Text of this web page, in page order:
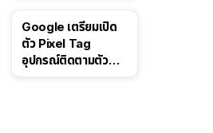
Google เตรียมเปิด
ตัว Pixel Tag
อุปกรณ์ติดตามตัว